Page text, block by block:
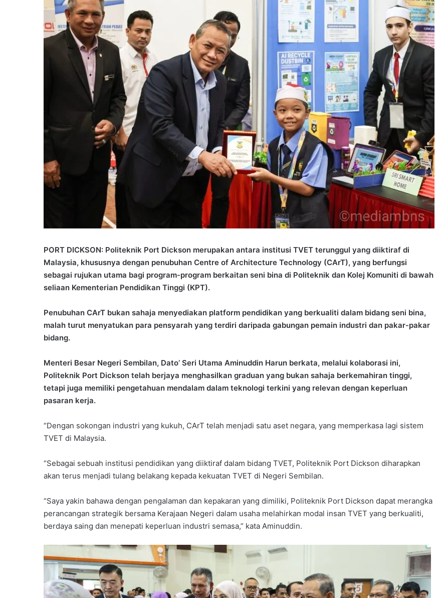
n
m
a
PORT DICKSON: Politeknik Port Dickson merupakan antara institusi TVET terunggul yang diiktiraf di
Malaysia, khususnya dengan penubuhan Centre of Architecture Technology (CArT), yang berfungsi
sebagai rujukan utama bagi program-program berkaitan seni bina di Politeknik dan Kolej Komuniti di bawah
seliaan Kementerian Pendidikan Tinggi (KPT).
Penubuhan CArT bukan sahaja menyediakan platform pendidikan yang berkualiti dalam bidang seni bina,
malah turut menyatukan para pensyarah yang terdiri daripada gabungan pemain industri dan pakar-pakar
bidang.
Menteri Besar Negeri Sembilan, Dato’ Seri Utama Aminuddin Harun berkata, melalui kolaborasi ini,
Politeknik Port Dickson telah berjaya menghasilkan graduan yang bukan sahaja berkemahiran tinggi,
tetapi juga memiliki pengetahuan mendalam dalam teknologi terkini yang relevan dengan keperluan
pasaran kerja.
“Dengan sokongan industri yang kukuh, CArT telah menjadi satu aset negara, yang memperkasa lagi sistem
TVET di Malaysia.
“Sebagai sebuah institusi pendidikan yang diiktiraf dalam bidang TVET, Politeknik Port Dickson diharapkan
akan terus menjadi tulang belakang kepada kekuatan TVET di Negeri Sembilan.
“Saya yakin bahawa dengan pengalaman dan kepakaran yang dimiliki, Politeknik Port Dickson dapat merangka
perancangan strategik bersama Kerajaan Negeri dalam usaha melahirkan modal insan TVET yang berkualiti,
berdaya saing dan menepati keperluan industri semasa,” kata Aminuddin.